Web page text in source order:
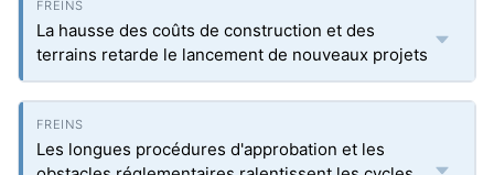
La hausse des coûts de construction et des
terrains retarde le lancement de nouveaux projets
Les longues procédures d'approbation et les